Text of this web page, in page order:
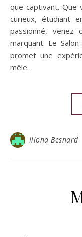
que captivant. Que
curieux, étudiant
passionné, venez
marquant. Le
promet une
mêle…
Illona Besnard